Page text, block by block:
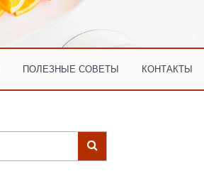
ПОЛЕЗНЫЕ СОВЕТЫ КОНТАКТЫ